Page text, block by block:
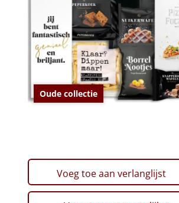
Oude collectie
Voeg toe aan verlanglijst